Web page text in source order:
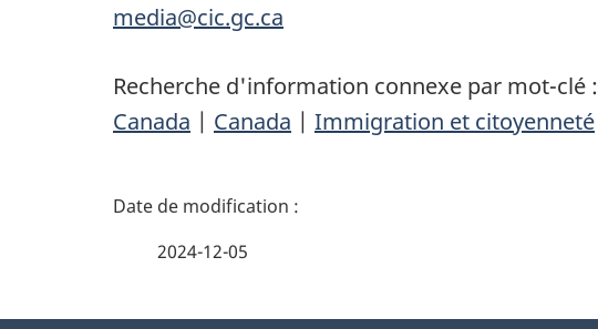
media@cic.gc.ca
Recherche d'information connexe par mot-clé :
Canada | Canada | Immigration et citoyenneté
D
2024-12-05